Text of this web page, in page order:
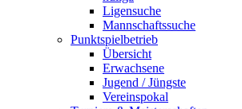
Ligensuche
Mannschaftssuche
Punktspielbetrieb
Übersicht
Erwachsene
Jugend / Jüngste
Vereinspokal